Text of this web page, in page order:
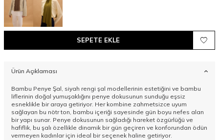
SEPETE EKLE
Ürün Açıklaması
Bambu Penye Şal, siyah rengi şal modellerinin estetiğini ve bambu
liflerinin doğal yumuşaklığını penye dokusunun sunduğu eşsiz
esneklikle bir araya getiriyor. Her kombine zahmetsizce uyum
sağlayan bu nötr ton, bambu içeriği sayesinde gün boyu nefes alan
bir yapı sunar. Penye dokusunun sağladığı hareket özgürlüğü ve
hafiflik, bu şalı özellikle dinamik bir gün geçiren ve konforundan ödün
vermeyen kadınlar için ideal bir seçenek haline getiriyor.